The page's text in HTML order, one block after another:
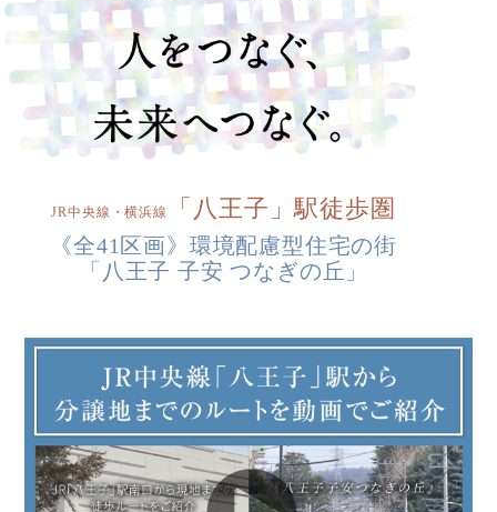
JR中央線・横浜線 「八王子」駅徒歩圏
《全41区画》環境配慮型住宅の街
「八王子 子安 つなぎの丘」